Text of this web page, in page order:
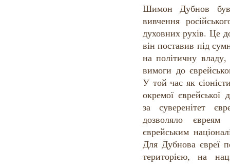
Шимон Дубнов був
вивчення
духовних рухів. Це
він поставив під
на політичну
вимоги до
У той час як
окремої єврейської
за суверенітет
дозволяло євреям
єврейським
Для Дубнова євреї
територією, на